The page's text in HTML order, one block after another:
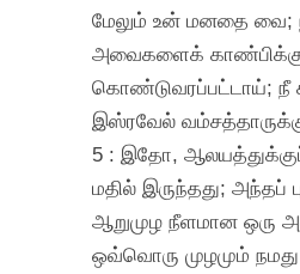
மேலும் உன் மனதை வை;
அவைகளைக்
கொண்டுவரப்பட்டாய்;
இஸ்ரவேல்
5 : இதோ, ஆலயத்துக்குப்
மதில் இருந்தது; அந்தப்
ஆறுமுழ நீளமான ஒரு
ஒவ்வொரு முழமும்